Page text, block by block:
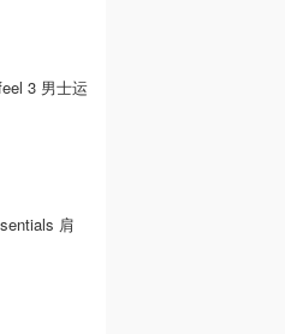
3 男士运
肩